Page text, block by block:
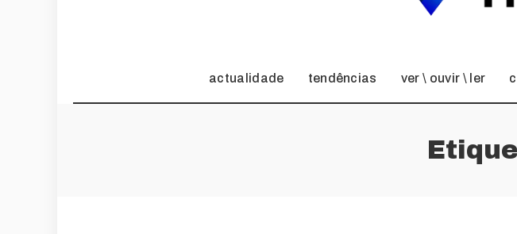
actualidade tendências ver \ ouvir \ ler